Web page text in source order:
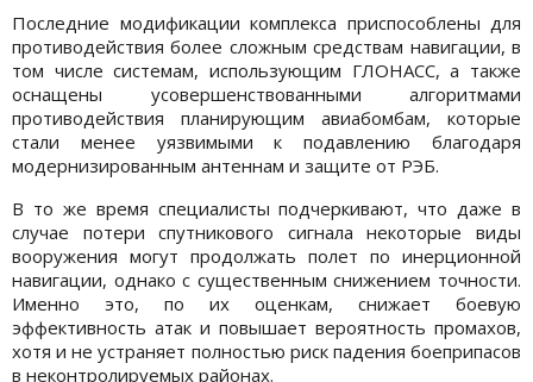
Последние модификации комплекса приспособлены для
противодействия более сложным средствам навигации, в
том числе системам, использующим ГЛОНАСС, а также
оснащены усовершенствованными алгоритмами
противодействия планирующим авиабомбам, которые
стали менее уязвимыми к подавлению благодаря
модернизированным антеннам и защите от РЭБ.
В то же время специалисты подчеркивают, что даже в
случае потери спутникового сигнала некоторые виды
вооружения могут продолжать полет по инерционной
навигации, однако с существенным снижением точности.
Именно это, по их оценкам, снижает боевую
эффективность атак и повышает вероятность промахов,
хотя и не устраняет полностью риск падения боеприпасов
в неконтролируемых районах.